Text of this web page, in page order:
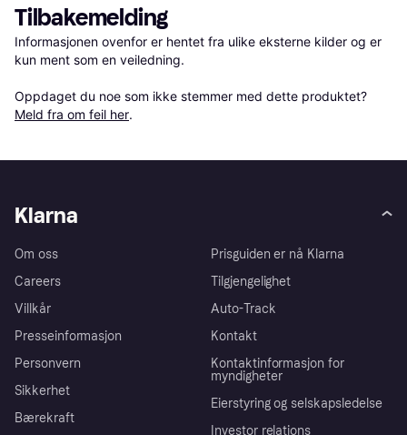
Tilbakemelding
Informasjonen ovenfor er hentet fra ulike eksterne kilder og er
kun ment som en veiledning.
Oppdaget du noe som ikke stemmer med dette produktet?
Meld fra om feil her.
Klarna
Om oss
Careers
Villkår
Presseinformasjon
Personvern
Sikkerhet
Bærekraft
Prisguiden er nå Klarna
Tilgjengelighet
Auto-Track
Kontakt
Kontaktinformasjon for
myndigheter
Eierstyring og selskapsledelse
Investor relations